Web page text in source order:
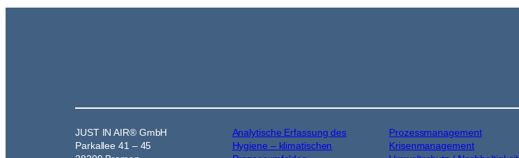
JUST IN AIR® GmbH
Parkallee 41 – 45
Analytische Erfassung des
Hygiene – klimatischen
Prozessmanagement
Krisenmanagement